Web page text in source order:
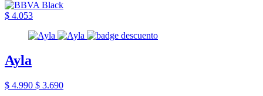
$ 4.053
Ayla
$ 4.990 $ 3.690